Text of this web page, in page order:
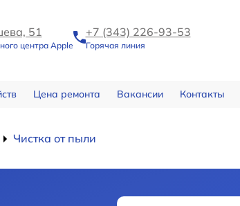
51
центра Apple
+7 (343) 226-93-53
Горячая линия
Цена ремонта Вакансии Контакты
Чистка от пыли